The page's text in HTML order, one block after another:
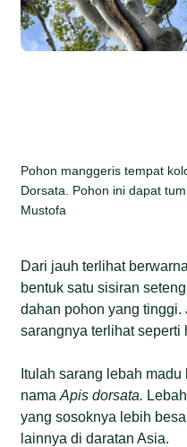
Pohon manggeris tempat
Dorsata. Pohon ini dapat
Mustofa
Dari jauh terlihat
bentuk satu sisiran
dahan pohon yang tinggi.
sarangnya terlihat seperti
Itulah sarang lebah
namaApis dorsata.
yang sosoknya lebih
lainnya di daratan Asia.